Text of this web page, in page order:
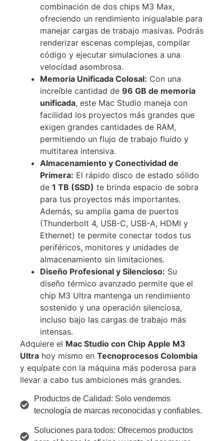
combinación de dos chips M3 Max,
ofreciendo un rendimiento inigualable para
manejar cargas de trabajo masivas. Podrás
renderizar escenas complejas, compilar
código y ejecutar simulaciones a una
velocidad asombrosa.
Memoria Unificada Colosal: Con una
increíble cantidad de 96 GB de memoria
unificada, este Mac Studio maneja con
facilidad los proyectos más grandes que
exigen grandes cantidades de RAM,
permitiendo un flujo de trabajo fluido y
multitarea intensiva.
Almacenamiento y Conectividad de
Primera: El rápido disco de estado sólido
de 1 TB (SSD) te brinda espacio de sobra
para tus proyectos más importantes.
Además, su amplia gama de puertos
(Thunderbolt 4, USB-C, USB-A, HDMI y
Ethernet) te permite conectar todos tus
periféricos, monitores y unidades de
almacenamiento sin limitaciones.
Diseño Profesional y Silencioso: Su
diseño térmico avanzado permite que el
chip M3 Ultra mantenga un rendimiento
sostenido y una operación silenciosa,
incluso bajo las cargas de trabajo más
intensas.
Adquiere el Mac Studio con Chip Apple M3
Ultra hoy mismo en Tecnoprocesos Colombia
y equípate con la máquina más poderosa para
llevar a cabo tus ambiciones más grandes.
Productos de Calidad: Solo vendemos
tecnología de marcas reconocidas y confiables.
Soluciones para todos: Ofrecemos productos